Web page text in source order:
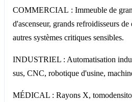
COMMERCIAL : Immeuble de
d'ascenseur, grands refroidisseurs
autres systèmes critiques sensibles.
INDUSTRIEL : Automatisation
sus, CNC, robotique d'usine,
MÉDICAL : Rayons X,